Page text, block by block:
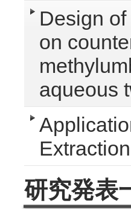
Design
on
aqueous
研究発表